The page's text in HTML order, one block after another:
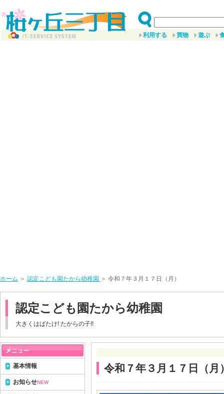
利用する 買物 遊ぶ
ホーム ＞ 認定こども園たから幼稚園 ＞ 令和７年３月１７日（月）
認定こども園たから幼稚園
大きくはばたけ! たからの子!!
令和７年３月１７日（月
基本情報
お知らせNEW